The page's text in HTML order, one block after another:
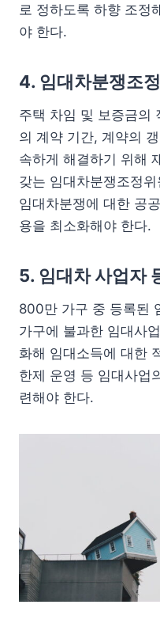
로 정하도록 하향 조정
야 한다.
4. 임대차분쟁조
주택 차임 및 보증금의
의 계약 기간, 계약의
속하게 해결하기 위해
갖는 임대차분쟁조정
임대차분쟁에 대한 공
용을 최소화해야 한다.
5. 임대차 사업자
800만 가구 중 등록된
가구에 불과한 임대사
화해 임대소득에 대한
한제 운영 등 임대사업
련해야 한다.